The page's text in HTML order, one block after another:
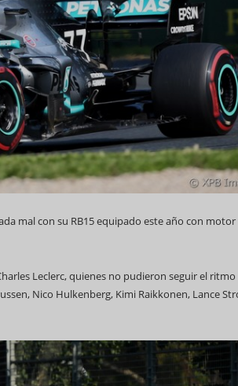
mal con su RB15 equipado este año con motor
Leclerc, quienes no pudieron seguir el ritmo
Nico Hulkenberg, Kimi Raikkonen, Lance